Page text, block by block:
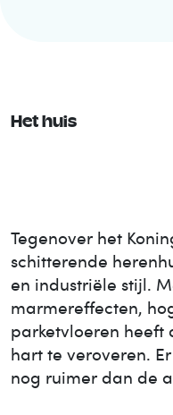
Het huis
Tegenover het
schitterende
en industriële stijl.
marmereffecten,
parketvloeren heeft
hart te veroveren.
nog ruimer dan de